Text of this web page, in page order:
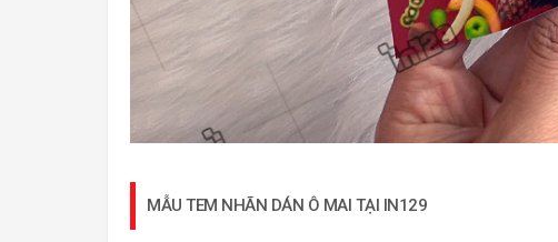
MẪU TEM NHÃN DÁN Ô MAI TẠI IN129